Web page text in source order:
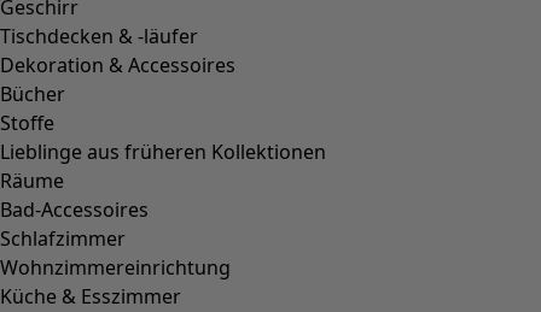
Geschirr
Tischdecken & -läufer
Dekoration & Accessoires
Bücher
Stoffe
Lieblinge aus früheren Kollektionen
Räume
Bad-Accessoires
Schlafzimmer
Wohnzimmereinrichtung
Küche & Esszimmer